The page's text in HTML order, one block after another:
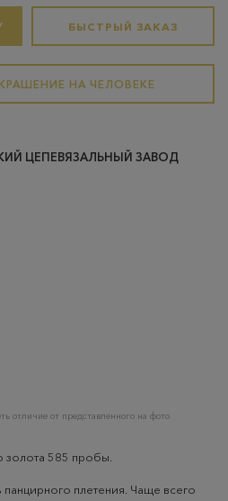
БЫСТРЫЙ ЗАКАЗ
НА ЧЕЛОВЕКЕ
ЦЕПЕВЯЗАЛЬНЫЙ ЗАВОД
отличие от представленного на фото
золота 585 пробы.
панцирного плетения. Чаще всего